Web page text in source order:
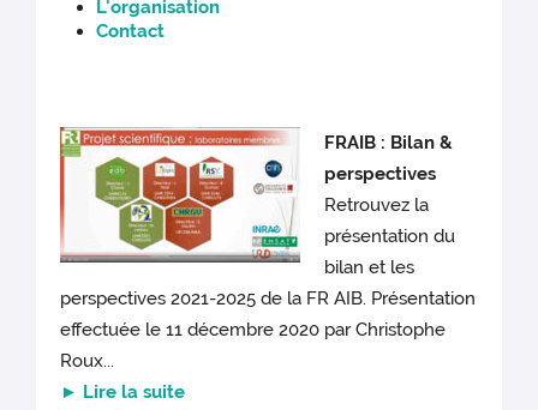
L'organisation
Contact
FRAIB : Bilan &
perspectives
Retrouvez la
présentation du
bilan et les
perspectives 2021-2025 de la FR AIB. Présentation
effectuée le 11 décembre 2020 par Christophe
Roux...
► Lire la suite